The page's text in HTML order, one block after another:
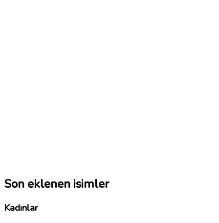
Son eklenen isimler
Kadınlar